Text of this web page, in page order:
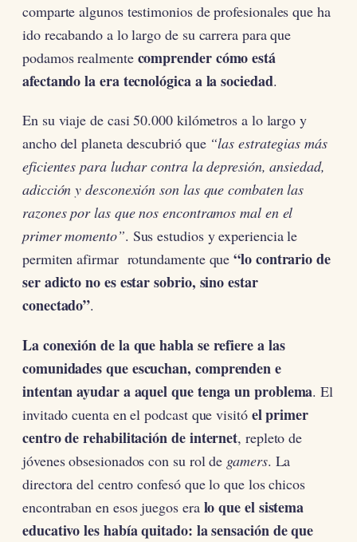
comparte algunos testimonios de profesionales que ha
ido recabando a lo largo de su carrera para que
podamos realmente comprender cómo está
afectando la era tecnológica a la sociedad.
En su viaje de casi 50.000 kilómetros a lo largo y
ancho del planeta descubrió que “las estrategias más
eficientes para luchar contra la depresión, ansiedad,
adicción y desconexión son las que combaten las
razones por las que nos encontramos mal en el
primer momento”. Sus estudios y experiencia le
permiten afirmar rotundamente que“lo contrario de
ser adicto no es estar sobrio, sino estar
conectado”.
La conexión de la que habla se refiere a las
comunidades que escuchan, comprenden e
intentan ayudar a aquel que tenga un problema. El
invitado cuenta en el podcast que visitóel primer
centro de rehabilitación de internet, repleto de
jóvenes obsesionados con su rol de gamers. La
directora del centro confesó que lo que los chicos
encontraban en esos juegos era lo que el sistema
educativo les había quitado: la sensación de que